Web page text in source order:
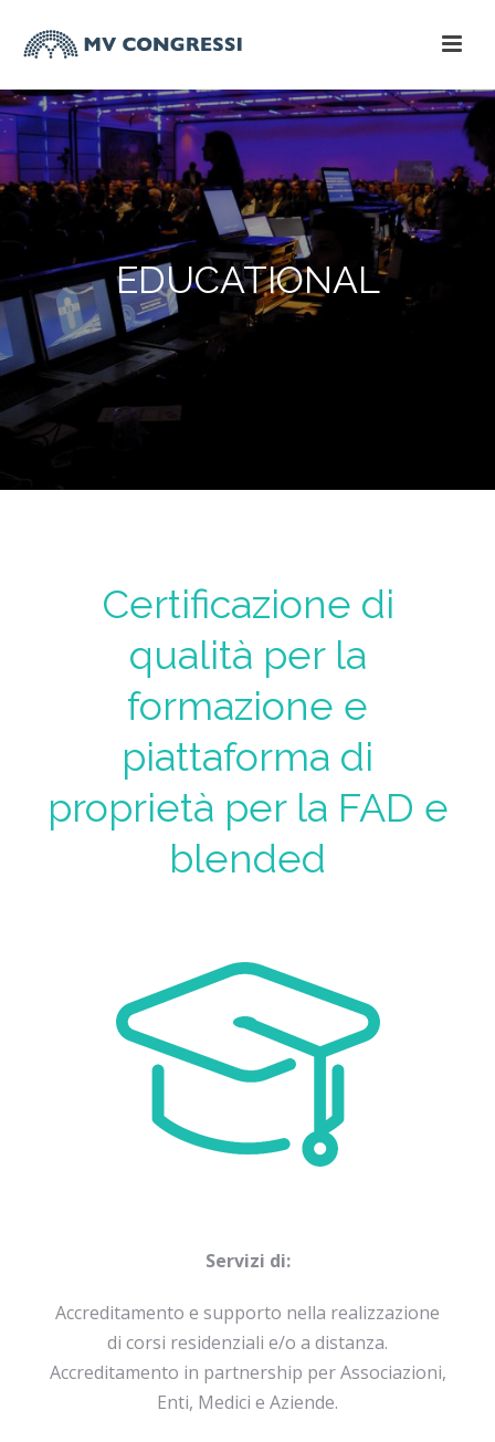
EDUCATIONAL
Certificazione di
qualità per la
formazione e
piattaforma di
proprietà per la FAD e
blended
Servizi di:
Accreditamento e supporto nella realizzazione
di corsi residenziali e/o a distanza.
Accreditamento in partnership per Associazioni,
Enti, Medici e Aziende.